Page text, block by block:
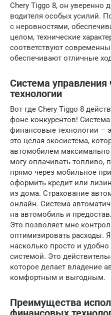
Chery Tiggo 8, он уверенно
водителя особых усилий.
с неровностями,
целом, технические
соответствуют
обеспечивают отличные
Система
технологии
Вот где Chery Tiggo 8
фоне конкурентов!
финансовые технологии –
это целая экосистема,
автомобилем
могу оплачивать топливо,
прямо через мобильное
оформить кредит или
из дома. Страхование
онлайн. Система
на автомобиль и
Это позволяет мне
оптимизировать расходы.
насколько просто и
системой. Это
которое делает владение
комфортным и выгодным.
Преимущества